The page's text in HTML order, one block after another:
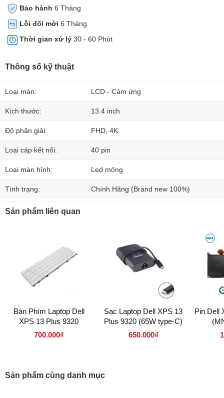
Bảo hành 6 Tháng
Lỗi đổi mới 6 Tháng
Thời gian xử lý 30 - 60 Phút
Thông số kỹ thuật
Loại màn: LCD - Cảm ứng
Kích thước: 13.4 inch
Độ phân giải: FHD, 4K
Loại cáp kết nối: 40 pin
Loại màn hình: Led mỏng
Tình trạng: Chính Hãng (Brand new 100%)
Sản phẩm liên quan
Bàn Phím Laptop Dell
XPS 13 Plus 9320
700.000₫
Sạc Laptop Dell XPS 13
Plus 9320 (65W type-C)
650.000₫
Pin Dell
Sản phẩm cùng danh mục